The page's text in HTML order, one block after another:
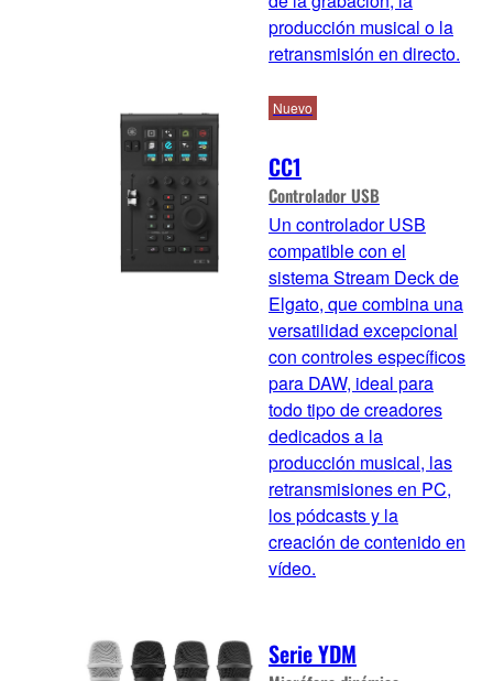
producción musical o la
retransmisión en directo.
CC1
Controlador USB
Nuevo
Un controlador USB
compatible con el
sistema Stream Deck de
Elgato, que combina una
versatilidad excepcional
con controles específicos
para DAW, ideal para
todo tipo de creadores
dedicados a la
producción musical, las
retransmisiones en PC,
los pódcasts y la
creación de contenido en
vídeo.
Serie YDM